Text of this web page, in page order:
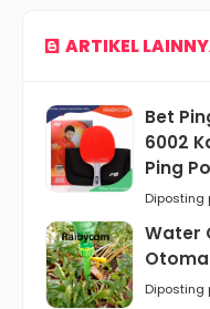
ARTIKEL
Bet
6002
Ping
Water
Diposting